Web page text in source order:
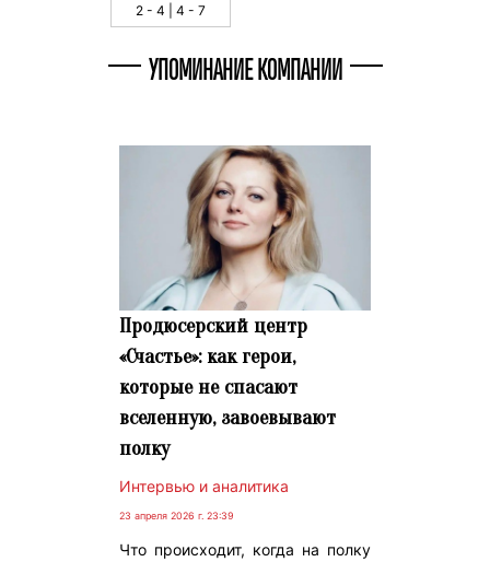
2 - 4 | 4 - 7
УПОМИНАНИЕ КОМПАНИИ
Продюсерский центр
«Счастье»: как герои,
которые не спасают
вселенную, завоевывают
полку
Интервью и аналитика
23 апреля 2026 г. 23:39
Что происходит, когда на полку